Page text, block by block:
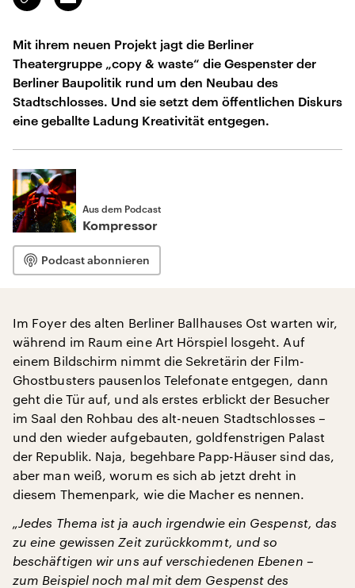
kopieren/teilen
Mit ihrem neuen Projekt jagt die Berliner
Theatergruppe „copy & waste“ die Gespenster der
Berliner Baupolitik rund um den Neubau des
Stadtschlosses. Und sie setzt dem öffentlichen Diskurs
eine geballte Ladung Kreativität entgegen.
Aus dem Podcast
Kompressor
Podcast abonnieren
Im Foyer des alten Berliner Ballhauses Ost warten wir,
während im Raum eine Art Hörspiel losgeht. Auf
einem Bildschirm nimmt die Sekretärin der Film-
Ghostbusters pausenlos Telefonate entgegen, dann
geht die Tür auf, und als erstes erblickt der Besucher
im Saal den Rohbau des alt-neuen Stadtschlosses –
und den wieder aufgebauten, goldfenstrigen Palast
der Republik. Naja, begehbare Papp-Häuser sind das,
aber man weiß, worum es sich ab jetzt dreht in
diesem Themenpark, wie die Macher es nennen.
„Jedes Thema ist ja auch irgendwie ein Gespenst, das
zu eine gewissen Zeit zurückkommt, und so
beschäftigen wir uns auf verschiedenen Ebenen –
zum Beispiel noch mal mit dem Gespenst des